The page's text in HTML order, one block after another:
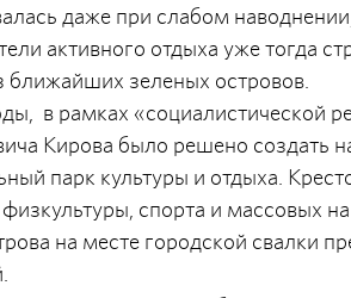
даже при слабом
активного отдыха уже тогда
ближайших зеленых островов.
в рамках «социалистической
Кирова было решено создать
парк культуры и отдыха.
спорта и массовых
на месте городской свалки